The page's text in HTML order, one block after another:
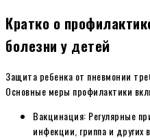
Кратко о
болезни у детей
Защита ребенка от пневмонии
Основные меры профилактики
Вакцинация: Регулярные
инфекции, гриппа и